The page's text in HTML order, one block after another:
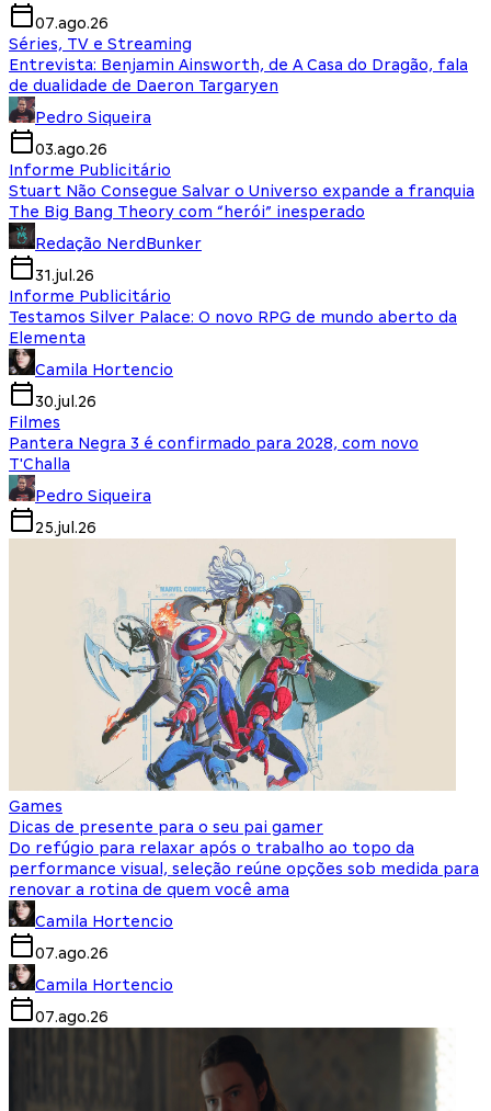
07.ago.26
Séries, TV e Streaming
Entrevista: Benjamin Ainsworth, de A Casa do Dragão, fala
de dualidade de Daeron Targaryen
Pedro Siqueira
03.ago.26
Informe Publicitário
Stuart Não Consegue Salvar o Universo expande a franquia
The Big Bang Theory com “herói” inesperado
Redação NerdBunker
31.jul.26
Informe Publicitário
Testamos Silver Palace: O novo RPG de mundo aberto da
Elementa
Camila Hortencio
30.jul.26
Filmes
Pantera Negra 3 é confirmado para 2028, com novo
T'Challa
Pedro Siqueira
25.jul.26
Games
Dicas de presente para o seu pai gamer
Do refúgio para relaxar após o trabalho ao topo da
performance visual, seleção reúne opções sob medida para
renovar a rotina de quem você ama
Camila Hortencio
07.ago.26
Camila Hortencio
07.ago.26